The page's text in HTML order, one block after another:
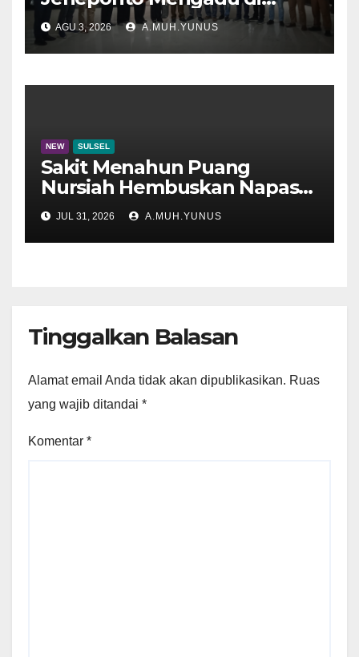
Disdik Sulsel
AGU 3, 2026 A.MUH.YUNUS
NEW SULSEL
Sakit Menahun Puang
Nursiah Hembuskan Napas
Terakhir
JUL 31, 2026 A.MUH.YUNUS
Tinggalkan Balasan
Alamat email Anda tidak akan dipublikasikan. Ruas
yang wajib ditandai *
Komentar *